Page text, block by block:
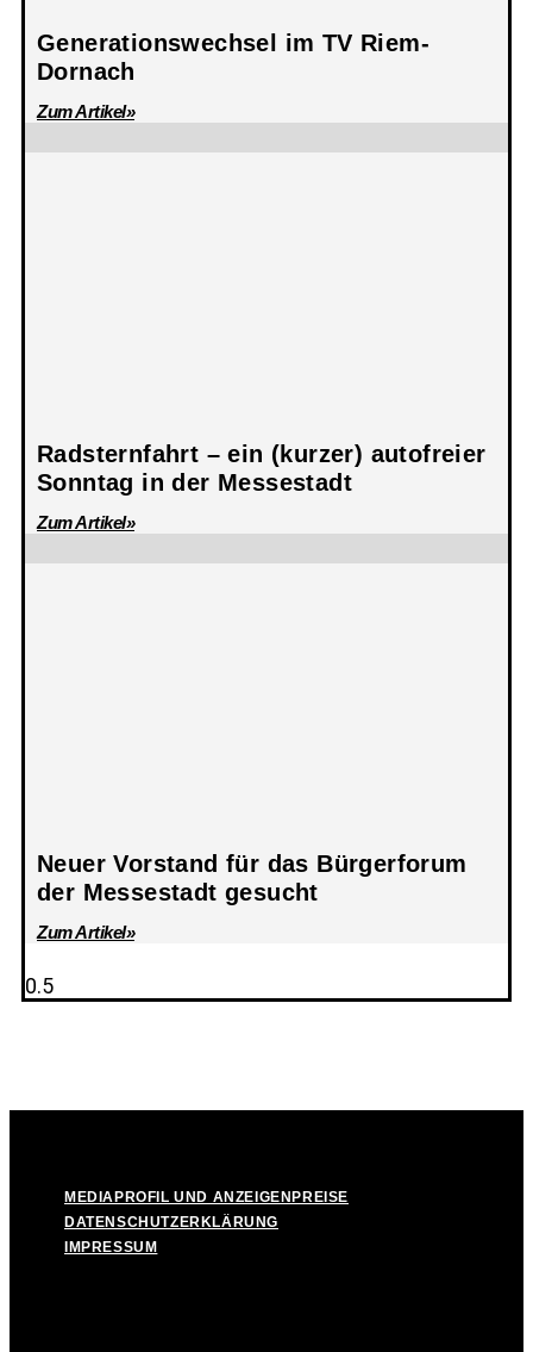
Generationswechsel im TV Riem-
Dornach
Zum Artikel»
Radsternfahrt – ein (kurzer) autofreier
Sonntag in der Messestadt
Zum Artikel»
Neuer Vorstand für das Bürgerforum
der Messestadt gesucht
Zum Artikel»
MEDIAPROFIL UND ANZEIGENPREISE
DATENSCHUTZERKLÄRUNG
IMPRESSUM